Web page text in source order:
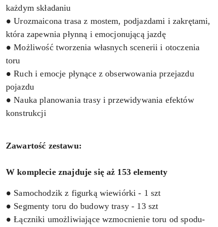
każdym składaniu
● Urozmaicona trasa z mostem, podjazdami i zakrętami,
która zapewnia płynną i emocjonującą jazdę
● Możliwość tworzenia własnych scenerii i otoczenia
toru
● Ruch i emocje płynące z obserwowania przejazdu
pojazdu
● Nauka planowania trasy i przewidywania efektów
konstrukcji
Zawartość zestawu:
W komplecie znajduje się aż 153 elementy
● Samochodzik z figurką wiewiórki - 1 szt
● Segmenty toru do budowy trasy - 13 szt
● Łączniki umożliwiające wzmocnienie toru od spodu-